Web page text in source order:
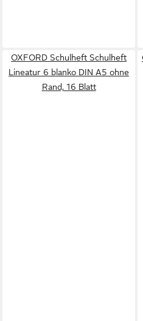
OXFORD Schulheft Schulheft
Lineatur 6 blanko DIN A5 ohne
Rand, 16 Blatt